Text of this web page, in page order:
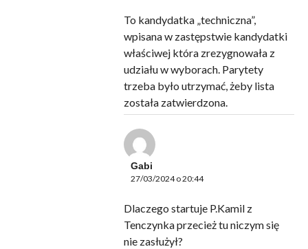
To kandydatka „techniczna”,
wpisana w zastępstwie kandydatki
właściwej która zrezygnowała z
udziału w wyborach. Parytety
trzeba było utrzymać, żeby lista
została zatwierdzona.
Gabi
27/03/2024 o 20:44
Dlaczego startuje P.Kamil z
Tenczynka przecież tu niczym się
nie zasłużył?